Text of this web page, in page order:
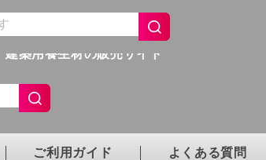
建築用養生材の販売サイト
ご利用ガイド よくある質問